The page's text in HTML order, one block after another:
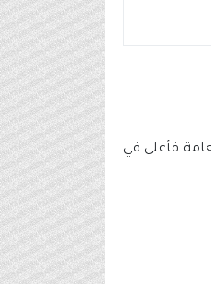
فأعلى في